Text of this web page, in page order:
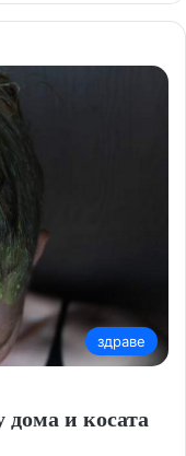
здраве
дома и косата